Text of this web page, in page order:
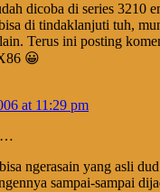
dicoba di series 3210
di tindaklanjuti tuh,
Terus ini posting
😀
at 11:29 pm
ngerasain yang asli
sampai-sampai